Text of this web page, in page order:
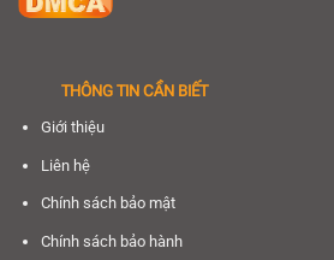
THÔNG TIN CẦN BIẾT
Giới thiệu
Liên hệ
Chính sách bảo mật
Chính sách bảo hành